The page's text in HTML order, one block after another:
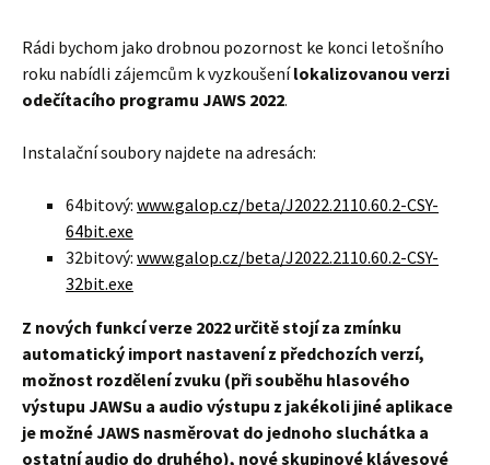
Rádi bychom jako drobnou pozornost ke konci letošního
roku nabídli zájemcům k vyzkoušenílokalizovanou verzi
odečítacího programu JAWS 2022.
Instalační soubory najdete na adresách:
64bitový: www.galop.cz/beta/J2022.2110.60.2-CSY-
64bit.exe
32bitový: www.galop.cz/beta/J2022.2110.60.2-CSY-
32bit.exe
Z nových funkcí verze 2022 určitě stojí za zmínku
automatický import nastavení z předchozích verzí,
možnost rozdělení zvuku (při souběhu hlasového
výstupu JAWSu a audio výstupu z jakékoli jiné aplikace
je možné JAWS nasměrovat do jednoho sluchátka a
ostatní audio do druhého), nové skupinové klávesové